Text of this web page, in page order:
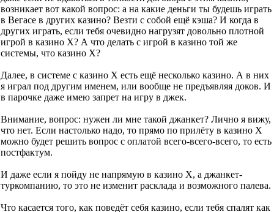
возникает вот какой вопрос: а на какие деньги ты будешь играть
в Вегасе в других казино? Везти с собой ещё кэша? И когда в
других играть, если тебя очевидно нагрузят довольно плотной
игрой в казино Х? А что делать с игрой в казино той же
системы, что казино Х?
Далее, в системе с казино Х есть ещё несколько казино. А в них
я играл под другим именем, или вообще не предъявляя доков. И
в парочке даже имею запрет на игру в джек.
Внимание, вопрос: нужен ли мне такой джанкет? Лично я вижу,
что нет. Если настолько надо, то прямо по прилёту в казино Х
можно будет решить вопрос с оплатой всего-всего-всего, то есть
постфактум.
И даже если я пойду не напрямую в казино Х, а джанкет-
туркомпанию, то это не изменит расклада и возможного палева.
Что касается того, как поведёт себя казино, если тебя спалят как